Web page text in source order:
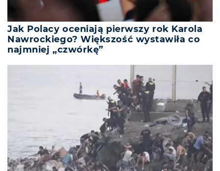
Jak Polacy oceniają pierwszy rok Karola
Nawrockiego? Większość wystawiła co
najmniej „czwórkę”